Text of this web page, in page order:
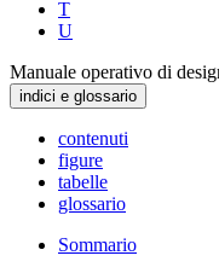
T
U
Manuale operativo di
indici e glossario
contenuti
figure
tabelle
glossario
Sommario